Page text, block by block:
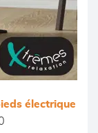
électrique